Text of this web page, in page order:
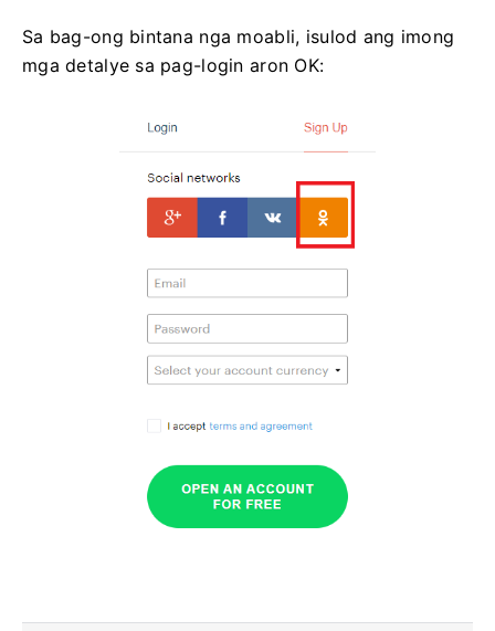
Sa bag-ong bintana nga moabli, isulod ang imong
mga detalye sa pag-login aron OK: